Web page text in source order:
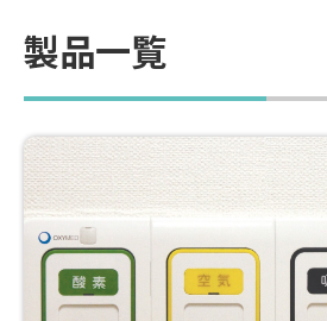
製品一覧